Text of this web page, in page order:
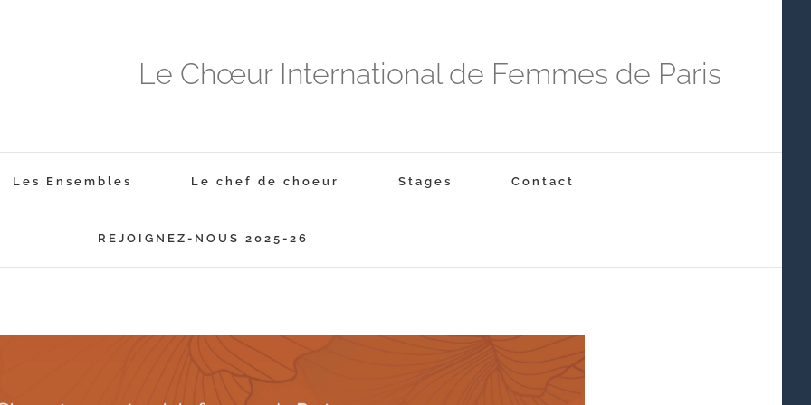
Le Chœur International de Femmes de Paris
Les Ensembles Le chef de choeur Stages Contact
REJOIGNEZ-NOUS 2025-26